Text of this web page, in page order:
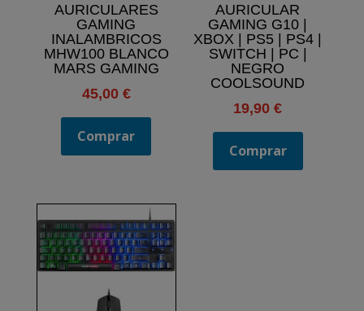
AURICULARES
GAMING
INALAMBRICOS
MHW100 BLANCO
MARS GAMING
45,00 €
Comprar
AURICULAR
GAMING G10 |
XBOX | PS5 | PS4 |
SWITCH | PC |
NEGRO
COOLSOUND
19,90€
Comprar